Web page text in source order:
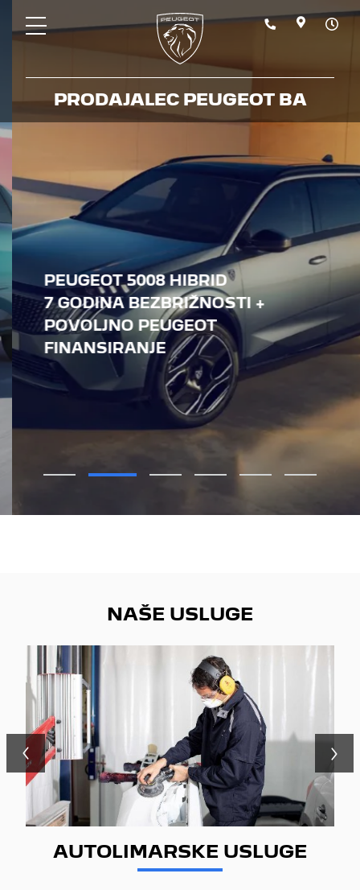
PRODAJALEC PEUGEOT BA
PEUGEOT 5008 HIBRID
7 GODINA BEZBRIŽNOSTI +
POVOLJNO PEUGEOT
FINANSIRANJE
NAŠE USLUGE
AUTOLIMARSKE USLUGE